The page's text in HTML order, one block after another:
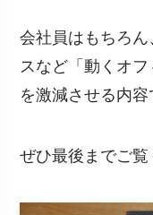
会社員はもちろ
スなど「動くオ
を激減させる内容
ぜひ最後までご覧